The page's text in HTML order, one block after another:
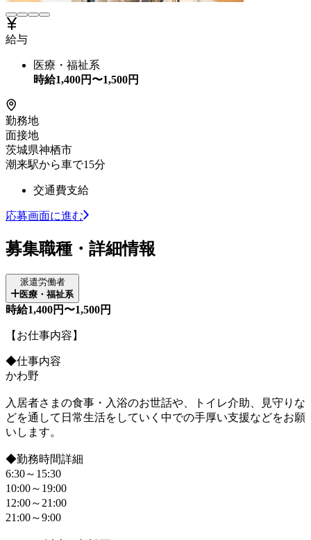
給与
医療・福祉系
時給1,400円〜1,500円
勤務地
面接地
茨城県神栖市
潮来駅から車で15分
交通費支給
応募画面に進む
募集職種・詳細情報
派遣労働者
医療・福祉系
時給1,400円〜1,500円
【お仕事内容】
◆仕事内容
かわ野
入居者さまの食事・入浴のお世話や、トイレ介助、見守りな
どを通して日常生活をしていく中での手厚い支援などをお願
いします。
◆勤務時間詳細
6:30～15:30
10:00～19:00
12:00～21:00
21:00～9:00